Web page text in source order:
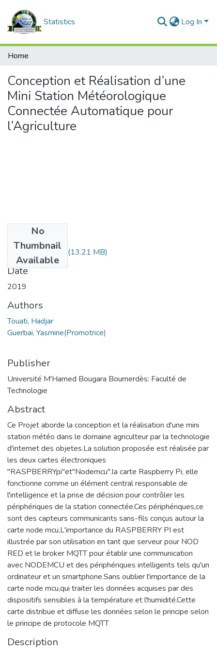
Statistics Log In
Home
Conception et Réalisation d’une
Mini Station Météorologique
Connectée Automatique pour
l’Agriculture
No
Thumbnail
Available
Touati, Hadjar.pdf (13.21 MB)
Date
2019
Authors
Touati, Hadjar
Guerbai, Yasmine(Promotrice)
Publisher
Université M'Hamed Bougara Boumerdès: Faculté de
Technologie
Abstract
Ce Projet aborde la conception et la réalisation d'une mini
station météo dans le domaine agriculteur par la technologie
d'internet des objetes.La solution proposée est réalisée par
les deux cartes électroniques
"RASPBERRYpi"et"Nodemcu".la carte Raspberry Pi, elle
fonctionne comme un élément central responsable de
l'intelligence et la prise de décision pour contrôler les
périphériques de la station connectée.Ces périphériques,ce
sont des capteurs communicants sans-fils conçus autour la
carte node mcu,L'importance du RASPBERRY PI est
illustrée par son utilisation en tant que serveur pour NOD
RED et le broker MQTT pour établir une communication
avec NODEMCU et des périphériques intelligents tels qu'un
ordinateur et un smartphone.Sans oublier l'importance de la
carte node mcu,qui traiter les données acquises par des
dispositifs sensibles à la température et l'humidité.Cette
carte distribue et diffuse les données selon le principe selon
le principe de protocole MQTT
Description